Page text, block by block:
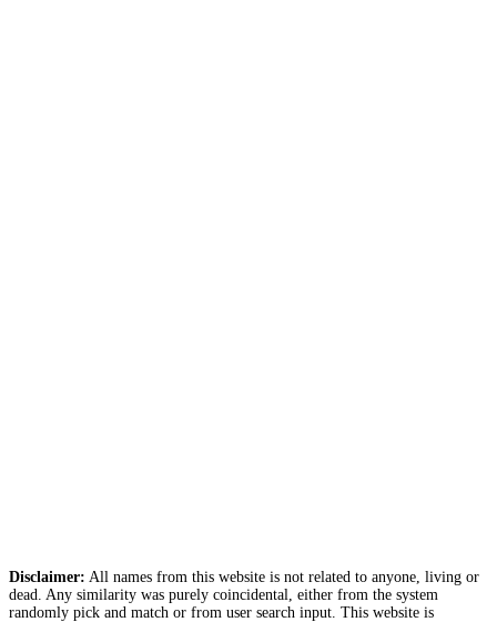
Disclaimer: All names from this website is not related to anyone, living or
dead. Any similarity was purely coincidental, either from the system
randomly pick and match or from user search input. This website is